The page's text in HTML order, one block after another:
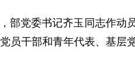
部党委书记齐玉同志作动
员干部和青年代表、基层